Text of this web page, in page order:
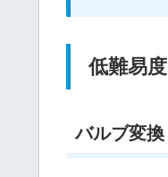
低難易度
バルブ変換